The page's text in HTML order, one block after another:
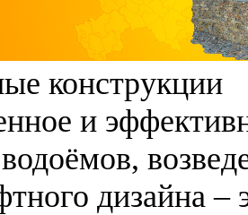
конструкции
и
дизайна